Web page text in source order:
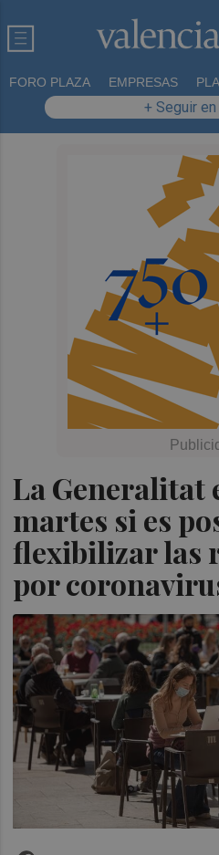
FORO PLAZA EMPRESAS
+ Seguir
La Generalitat
martes si es
flexibilizar las
por